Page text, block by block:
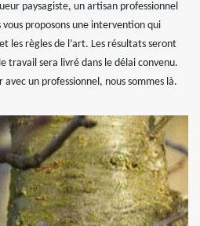
paysagiste, un artisan professionnel
proposons une intervention qui
les règles de l’art. Les résultats seront
travail sera livré dans le délai convenu.
un professionnel, nous sommes là.